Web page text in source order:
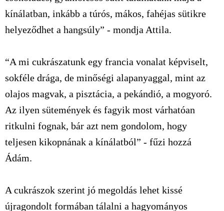
kínálatban, inkább a túrós, mákos, fahéjas sütikre
helyeződhet a hangsúly” - mondja Attila.
“A mi cukrászatunk egy francia vonalat képviselt,
sokféle drága, de minőségi alapanyaggal, mint az
olajos magvak, a pisztácia, a pekándió, a mogyoró.
Az ilyen sütemények és fagyik most várhatóan
ritkulni fognak, bár azt nem gondolom, hogy
teljesen kikopnának a kínálatból” - fűzi hozzá
Ádám.
A cukrászok szerint jó megoldás lehet kissé
újragondolt formában tálalni a hagyományos